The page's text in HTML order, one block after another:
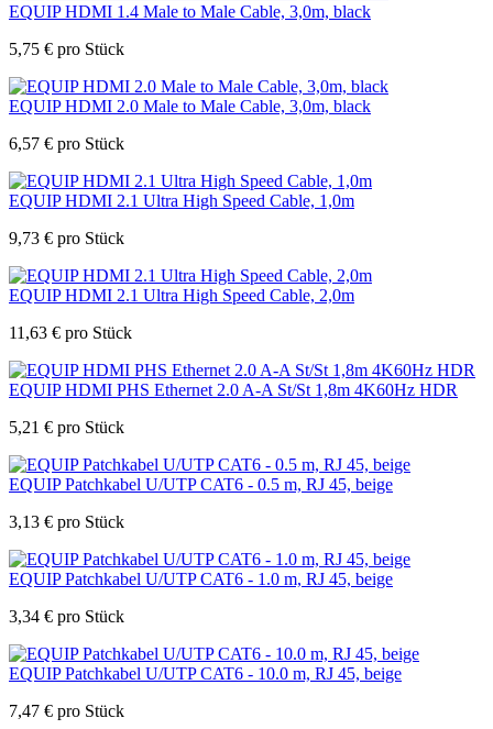
EQUIP HDMI 1.4 Male to Male Cable, 3,0m, black
5,75 € pro Stück
EQUIP HDMI 2.0 Male to Male Cable, 3,0m, black
6,57 € pro Stück
EQUIP HDMI 2.1 Ultra High Speed Cable, 1,0m
9,73 € pro Stück
EQUIP HDMI 2.1 Ultra High Speed Cable, 2,0m
11,63 € pro Stück
EQUIP HDMI PHS Ethernet 2.0 A-A St/St 1,8m 4K60Hz HDR
5,21 € pro Stück
EQUIP Patchkabel U/UTP CAT6 - 0.5 m, RJ 45, beige
3,13 € pro Stück
EQUIP Patchkabel U/UTP CAT6 - 1.0 m, RJ 45, beige
3,34 € pro Stück
EQUIP Patchkabel U/UTP CAT6 - 10.0 m, RJ 45, beige
7,47 € pro Stück